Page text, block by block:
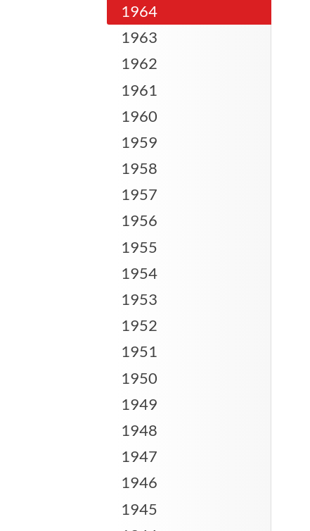
1964
1963
1962
1961
1960
1959
1958
1957
1956
1955
1954
1953
1952
1951
1950
1949
1948
1947
1946
1945